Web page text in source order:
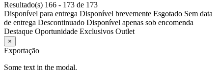
Resultado(s) 166 - 173 de 173
Disponível para entrega Disponível brevemente Esgotado Sem data
de entrega Descontinuado Disponível apenas sob encomenda
Destaque Oportunidade Exclusivos Outlet
×
Exportação
Some text in the modal.